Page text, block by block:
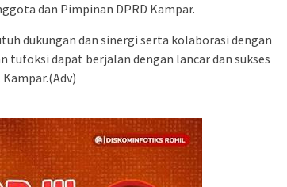
dan Pimpinan DPRD Kampar.
dukungan dan sinergi serta kolaborasi dengan
tufoksi dapat berjalan dengan lancar dan sukses